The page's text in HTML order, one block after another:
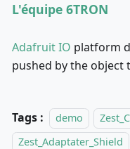
L'équipe 6TRON
Adafruit IO platform
pushed by the object
Tags : demo
Zest_Adaptater_Shield